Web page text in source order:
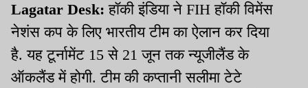
Lagatar Desk:हॉकी इंडिया ने FIH हॉकी विमेंस
नेशंस कप के लिए भारतीय टीम का ऐलान कर दिया
है. यह टूर्नामेंट 15 से 21 जून तक न्यूजीलैंड के
ऑकलैंड में होगी. टीम की कप्तानी सलीमा टेटे